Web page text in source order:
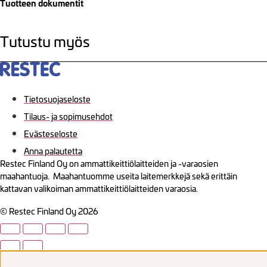
Tuotteen dokumentit
Tutustu myös
Tietosuojaseloste
Tilaus- ja sopimusehdot
Evästeseloste
Anna palautetta
Restec Finland Oy on ammattikeittiölaitteiden ja -varaosien
maahantuoja. Maahantuomme useita laitemerkkejä sekä erittäin
kattavan valikoiman ammattikeittiölaitteiden varaosia.
© Restec Finland Oy 2026